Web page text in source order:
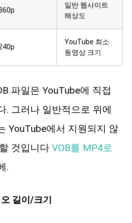
일반 웹사이트
해상도
YouTube 최소
동영상 크기
파일은 YouTube에 직접
. 그러나 일반적으로 위에
YouTube에서 지원되지 않
것입니다 VOB를 MP4로
.
길이/크기